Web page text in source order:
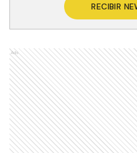
RECIBIR
Ads